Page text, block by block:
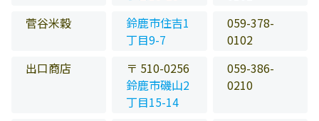
菅谷米穀
鈴鹿市住吉1
丁目9-7
059-378-
0102
出口商店
〒 510-0256
鈴鹿市磯山2
丁目15-14
059-386-
0210